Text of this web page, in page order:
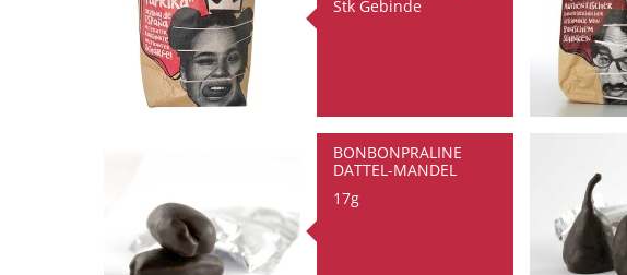
Stk Gebinde
BONBONPRALINE
DATTEL-MANDEL
17g